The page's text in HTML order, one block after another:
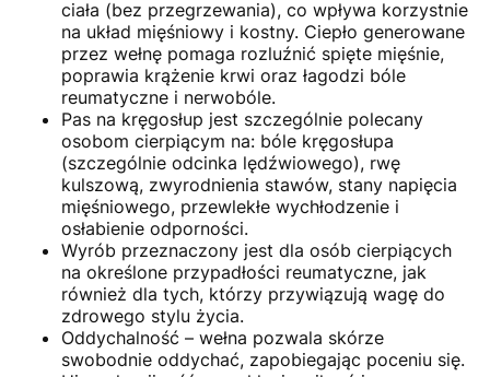
ciała (bez przegrzewania), co wpływa korzystnie
na układ mięśniowy i kostny. Ciepło generowane
przez wełnę pomaga rozluźnić spięte mięśnie,
poprawia krążenie krwi oraz łagodzi bóle
reumatyczne i nerwobóle.
Pas na kręgosłup jest szczególnie polecany
osobom cierpiącym na: bóle kręgosłupa
(szczególnie odcinka lędźwiowego), rwę
kulszową, zwyrodnienia stawów, stany napięcia
mięśniowego, przewlekłe wychłodzenie i
osłabienie odporności.
Wyrób przeznaczony jest dla osób cierpiących
na określone przypadłości reumatyczne, jak
również dla tych, którzy przywiązują wagę do
zdrowego stylu życia.
Oddychalność – wełna pozwala skórze
swobodnie oddychać, zapobiegając poceniu się.